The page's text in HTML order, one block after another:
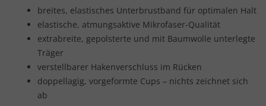
breites, elastisches Unterbrustband für optimalen Halt
elastische, atmungsaktive Mikrofaser-Qualität
extrabreite, gepolsterte und mit Baumwolle unterlegte
Träger
verstellbarer Hakenverschluss im Rücken
doppellagig, vorgeformte Cups – nichts zeichnet sich
ab